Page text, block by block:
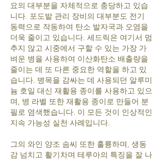
요의 대부분을 자체적으로 충당하고 있습
니다. 포도밭 관리 장비의 대부분도 전기
동력으로 작동하여 탄소 발자국과 오염을
더욱 줄이고 있습니다. 세드릭은 여기서 멈
추지 않고 시중에서 구할 수 있는 가장 가
벼운 병을 사용하여 이산화탄소 배출량을
줄이는 데 또 다른 중요한 역할을 하고 있
습니다. 병목을 감싸는 데 사용되던 알루미
늄 호일 대신 재활용 종이를 사용하고 있으
며, 병 라벨 또한 재활용 종이로 만들어 분
필로 염색했습니다. 이 모든 것이 인상적인
지속 가능성 실천 사례입니다.
그의 와인 양조 솜씨 또한 훌륭하며, 생동
감 넘치고 활기차며 테루아의 특징을 잘 나